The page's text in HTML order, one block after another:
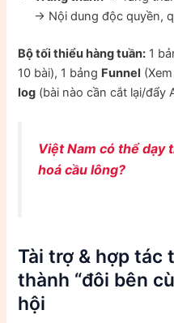
→ Nội dung độc quyền,
Bộ tối thiểu hàng tuần: 1
10 bài), 1 bảng Funnel
log (bài nào cần cắt lại/đẩy
Việt Nam có thể dạy
hoá cầu lông?
Tài trợ & hợp tác
thành “đôi bên
hội